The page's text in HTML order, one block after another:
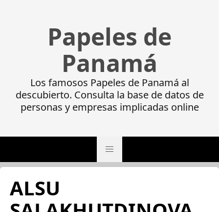
Papeles de
Panamá
Los famosos Papeles de Panamá al
descubierto. Consulta la base de datos de
personas y empresas implicadas online
ALSU